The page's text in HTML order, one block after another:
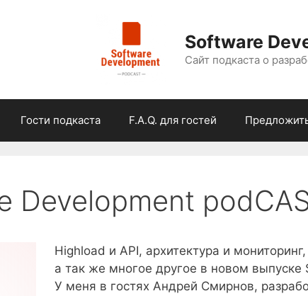
Software
Сайт подкаста о
Гости подкаста F.A.Q. для гостей
Development
Highload и API, архитектура и
а так же многое другое в новом выпуске
У меня в гостях Андрей Смирнов,